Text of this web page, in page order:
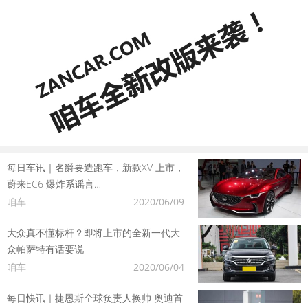
每日车讯｜名爵要造跑车，新款XV 上市，
蔚来EC6 爆炸系谣言…
咱车
2020/06/09
大众真不懂标杆？即将上市的全新一代大
众帕萨特有话要说
咱车
2020/06/04
每日快讯｜捷恩斯全球负责人换帅 奥迪首